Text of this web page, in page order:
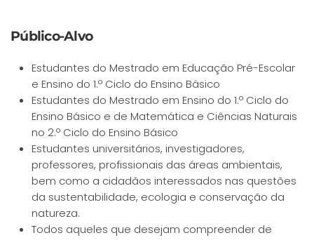
Público-Alvo
Estudantes do Mestrado em Educação Pré-Escolar
e Ensino do 1.º Ciclo do Ensino Básico
Estudantes do Mestrado em Ensino do 1.º Ciclo do
Ensino Básico e de Matemática e Ciências Naturais
no 2.º Ciclo do Ensino Básico
Estudantes universitários, investigadores,
professores, profissionais das áreas ambientais,
bem como a cidadãos interessados nas questões
da sustentabilidade, ecologia e conservação da
natureza.
Todos aqueles que desejam compreender de